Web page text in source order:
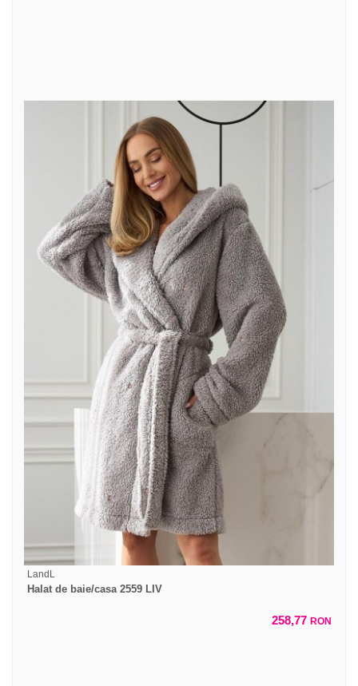
LandL
Halat de baie/casa 2559 LIV
258,77 RON